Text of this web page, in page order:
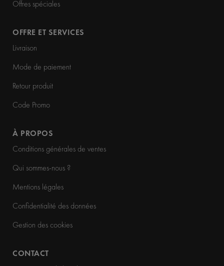
Offres spéciales
OFFRE ET SERVICES
Livraison
Mode de paiement
Retour produit
Code Promo
À PROPOS
Conditions générales de ventes
Qui sommes-nous ?
Mentions légales
Confidentialité des données
Gestion des cookies
CONTACT